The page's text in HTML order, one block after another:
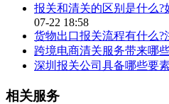
报关和清关的区别是什么
07-22 18:58
货物出口报关流程有什么?
跨境电商清关服务带来哪
深圳报关公司具备哪些要
相关服务